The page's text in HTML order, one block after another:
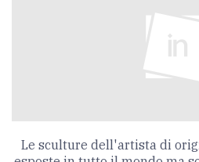
Le sculture dell'artista di